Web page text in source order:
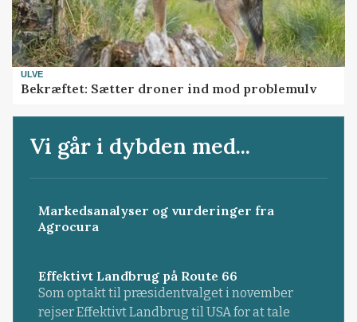
ULVE
Bekræftet: Sætter droner ind mod problemulv
Vi går i dybden med...
Markedsanalyser og vurderinger fra
Agrocura
Effektivt Landbrug på Route 66
Som optakt til præsidentvalget i november
rejser Effektivt Landbrug til USA for at tale